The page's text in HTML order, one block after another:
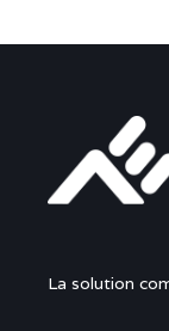
La solution